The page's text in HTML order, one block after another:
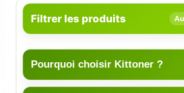
Filtrer les produits
Pourquoi choisir Kittoner ?